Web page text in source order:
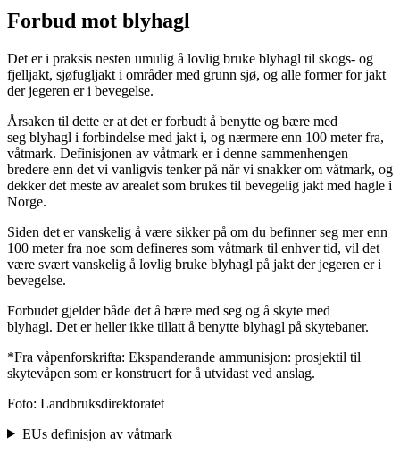
Forbud mot blyhagl
Det er i praksis nesten umulig å lovlig bruke blyhagl til skogs- og
fjelljakt, sjøfugljakt i områder med grunn sjø, og alle former for jakt
der jegeren er i bevegelse.
Årsaken til dette er at det er forbudt å benytte og bære med
seg blyhagl i forbindelse med jakt i, og nærmere enn 100 meter fra,
våtmark. Definisjonen av våtmark er i denne sammenhengen
bredere enn det vi vanligvis tenker på når vi snakker om våtmark, og
dekker det meste av arealet som brukes til bevegelig jakt med hagle i
Norge.
Siden det er vanskelig å være sikker på om du befinner seg mer enn
100 meter fra noe som defineres som våtmark til enhver tid, vil det
være svært vanskelig å lovlig bruke blyhagl på jakt der jegeren er i
bevegelse.
Forbudet gjelder både det å bære med seg og å skyte med
blyhagl. Det er heller ikke tillatt å benytte blyhagl på skytebaner.
*Fra våpenforskrifta: Ekspanderande ammunisjon: prosjektil til
skytevåpen som er konstruert for å utvidast ved anslag.
Foto: Landbruksdirektoratet
EUs definisjon av våtmark